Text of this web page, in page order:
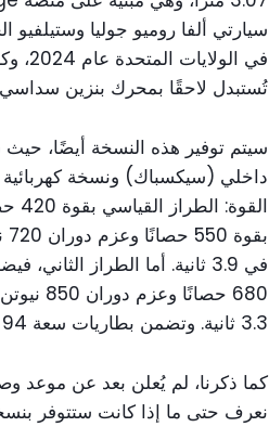
سيارتي ألفا روميو جوليا
في
تُستبدل لاحقًا بمحرك بنزين سداسي
سيتم توفير هذه النسخة أيضًا،
داخلي (سيكسباك) ونسخة كهربائية
في 3.9 ثانية. أما الطراز
3.3 ثانية. وتضمن بطاريات سعة 94 كيلوواط/ساعة مدى يصل إلى 418 كيلومتر.
كما ذكرنا، لم يُعلن بعد عن موعد
نعرف حتى ما إذا كانت ستتوفر